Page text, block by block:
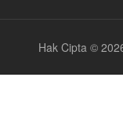
Hak Cipta ©